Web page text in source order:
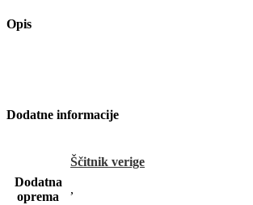
Opis
Dodatne informacije
Dodatna
oprema
Ščitnik verige
,